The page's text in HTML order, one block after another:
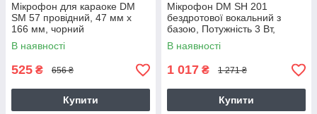
Мікрофон для караоке DM
SM 57 провідний, 47 мм х
166 мм, чорний
В наявності
525 ₴ 656 ₴
Купити
Мікрофон DM SH 201
бездротової вокальний з
базою, Потужність 3 Вт,
чорний
В наявності
1 017 ₴ 1 271 ₴
Купити